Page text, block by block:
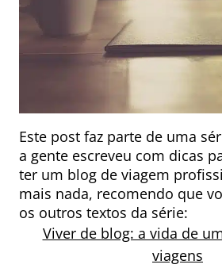
Este post faz parte de uma
a gente escreveu com dicas
ter um blog de viagem
mais nada, recomendo que
os outros textos da série:
Viver de blog: a vida de
viagens